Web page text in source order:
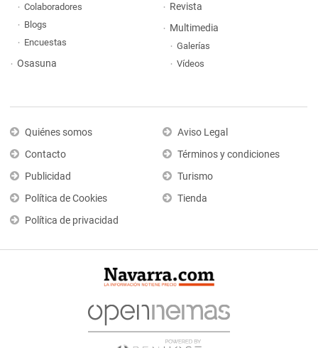
Colaboradores
Blogs
Encuestas
Osasuna
Revista
Multimedia
Galerías
Vídeos
Quiénes somos
Contacto
Publicidad
Política de Cookies
Política de privacidad
Aviso Legal
Términos y condiciones
Turismo
Tienda